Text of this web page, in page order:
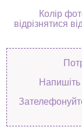
Колір
відрізнятися